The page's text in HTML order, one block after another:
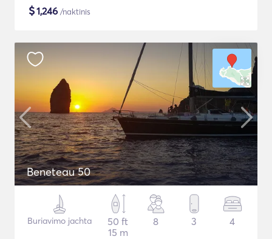
$1,246 /naktinis
Beneteau 50
Buriavimo jachta
50 ft
15 m
8 3 4